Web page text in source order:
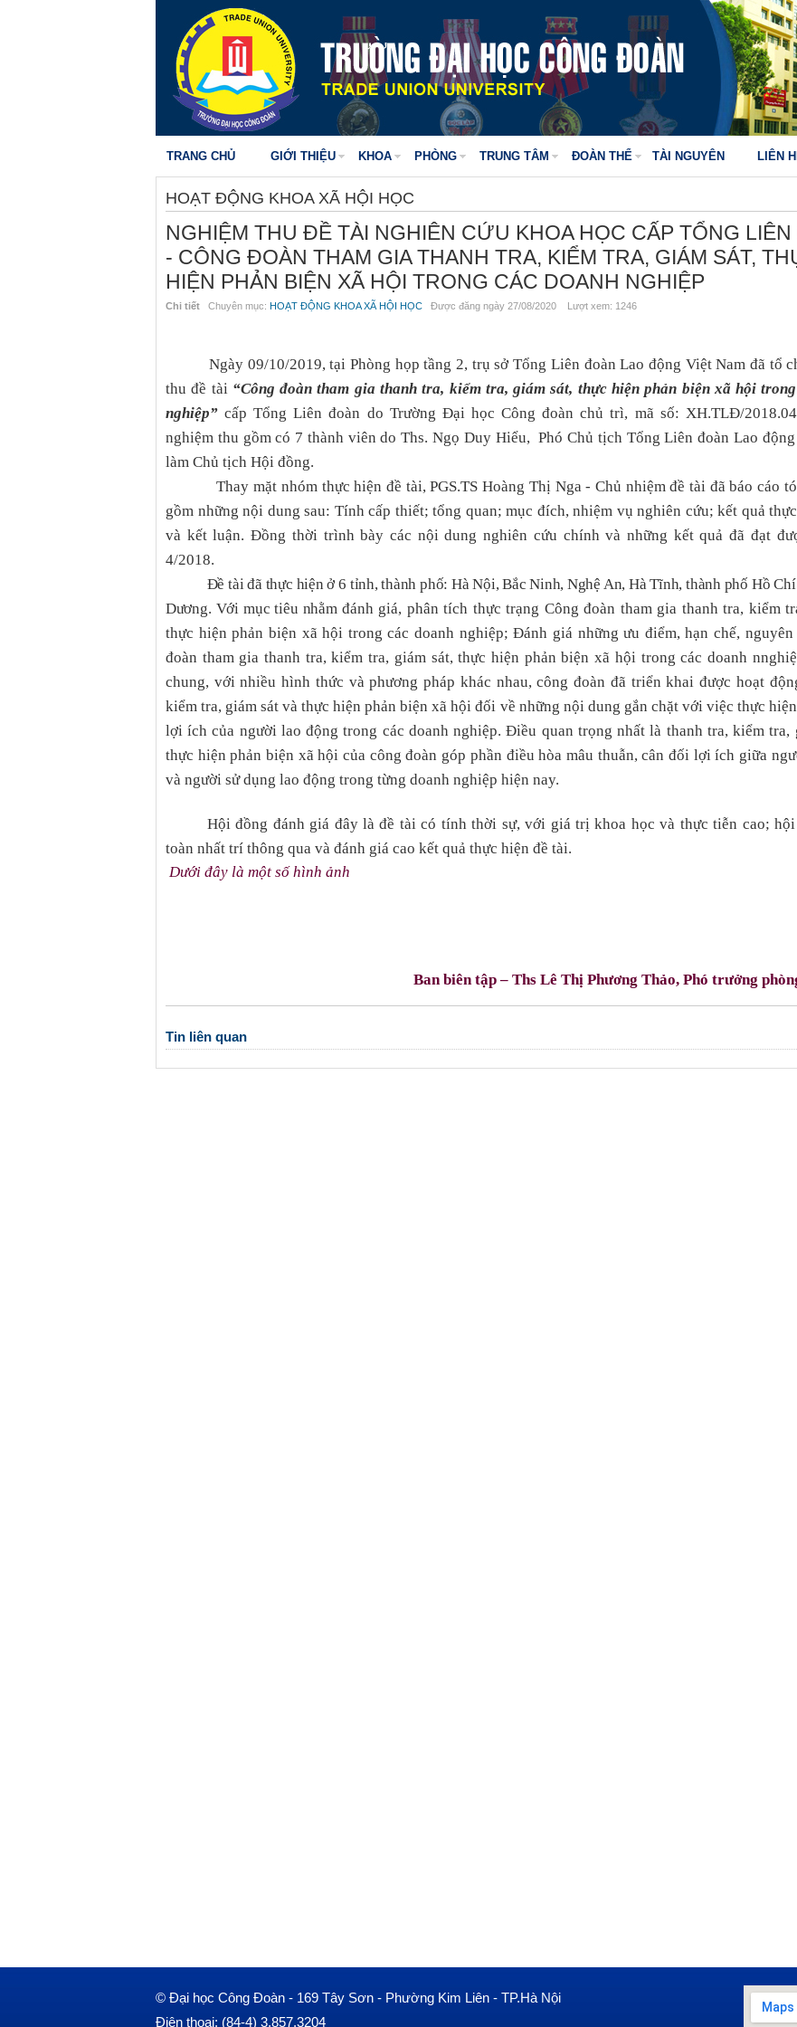
TRANG CHỦ GIỚI THIỆU KHOA PHÒNG TRUNG TÂM ĐOÀN THỂ TÀI NGUYÊN LIÊN
HOẠT ĐỘNG KHOA XÃ HỘI HỌC
NGHIỆM THU ĐỀ TÀI NGHIÊN CỨU KHOA HỌC CẤP TỔNG
- CÔNG ĐOÀN THAM GIA THANH TRA, KIỂM TRA, GIÁM SÁT,
HIỆN PHẢN BIỆN XÃ HỘI TRONG CÁC DOANH NGHIỆP
Chi tiết Chuyên mục: HOẠT ĐỘNG KHOA XÃ HỘI HỌC Được đăng ngày 27/08/2020 Lượt xem: 1246
Ngày 09/10/2019, tại Phòng họp tầng 2, trụ sở Tổng Liên đoàn Lao động Việt Nam đã tổ
thu đề tài “Công đoàn tham gia thanh tra, kiểm tra, giám sát, thực hiện phản biện xã hội
nghiệp” cấp Tổng Liên đoàn do Trường Đại học Công đoàn chủ trì, mã số: XH.TLĐ/
nghiệm thu gồm có 7 thành viên do Ths. Ngọ Duy Hiểu, Phó Chủ tịch Tổng Liên đoàn Lao
làm Chủ tịch Hội đồng.
Thay mặt nhóm thực hiện đề tài, PGS.TS Hoàng Thị Nga - Chủ nhiệm đề tài đã báo cáo
gồm những nội dung sau: Tính cấp thiết; tổng quan; mục đích, nhiệm vụ nghiên cứu; kết quả
và kết luận. Đồng thời trình bày các nội dung nghiên cứu chính và những kết quả đã đạt
4/2018.
Đề tài đã thực hiện ở 6 tỉnh, thành phố: Hà Nội, Bắc Ninh, Nghệ An, Hà Tĩnh, thành phố Hồ
Dương. Với mục tiêu nhằm đánh giá, phân tích thực trạng Công đoàn tham gia thanh tra, kiểm
thực hiện phản biện xã hội trong các doanh nghiệp; Đánh giá những ưu điểm, hạn chế, nguyên
đoàn tham gia thanh tra, kiểm tra, giám sát, thực hiện phản biện xã hội trong các doanh
chung, với nhiều hình thức và phương pháp khác nhau, công đoàn đã triển khai được hoạt
kiểm tra, giám sát và thực hiện phản biện xã hội đối về những nội dung gắn chặt với việc thực
lợi ích của người lao động trong các doanh nghiệp. Điều quan trọng nhất là thanh tra, kiểm tra,
thực hiện phản biện xã hội của công đoàn góp phần điều hòa mâu thuẫn, cân đối lợi ích giữa
và người sử dụng lao động trong từng doanh nghiệp hiện nay.
Hội đồng đánh giá đây là đề tài có tính thời sự, với giá trị khoa học và thực tiễn cao; hội
toàn nhất trí thông qua và đánh giá cao kết quả thực hiện đề tài.
Dưới đây là một số hình ảnh
Ban biên tập – Ths Lê Thị Phương Thảo, Phó trưởng
Tin liên quan
© Đại học Công Đoàn - 169 Tây Sơn - Phường Kim Liên - TP.Hà Nội
Điện thoại: (84-4) 3.857.3204